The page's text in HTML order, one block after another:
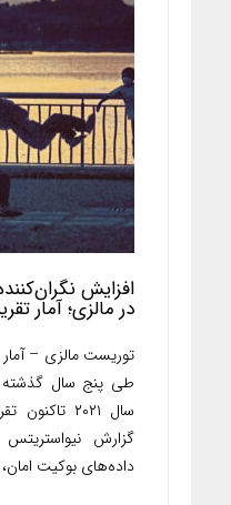
افزایش
در مالزی؛ آمار
توریست مالزی –
طی پنج سال گذشته
سال ۲۰۲۱
گزارش نیواستریتس
داده‌های بوکیت